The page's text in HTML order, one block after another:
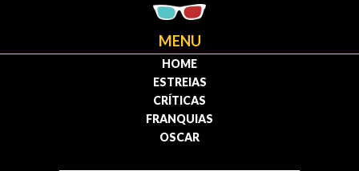
MENU
HOME
ESTREIAS
CRÍTICAS
FRANQUIAS
OSCAR